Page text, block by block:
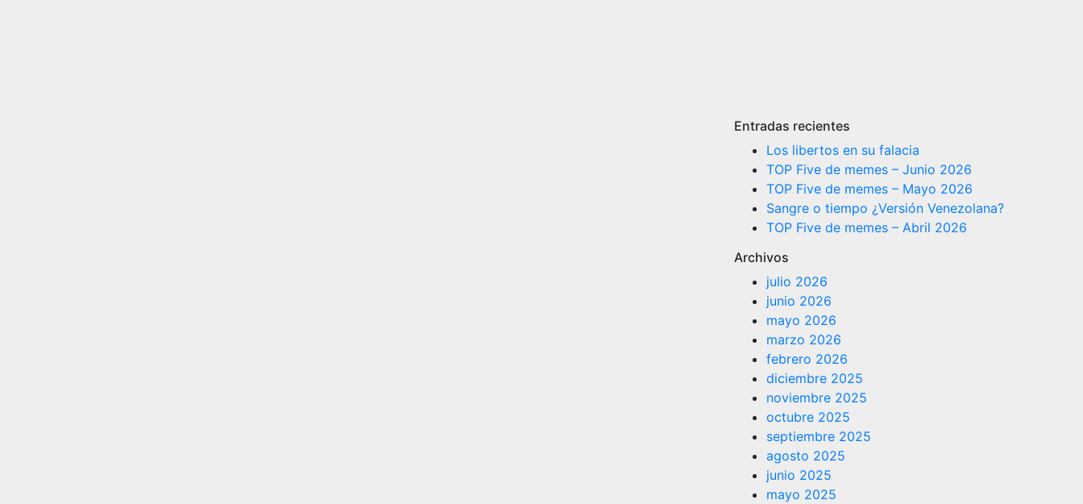
Entradas recientes
Los libertos en su falacia
TOP Five de memes – Junio 2026
TOP Five de memes – Mayo 2026
Sangre o tiempo ¿Versión Venezolana?
TOP Five de memes – Abril 2026
Archivos
julio 2026
junio 2026
mayo 2026
marzo 2026
febrero 2026
diciembre 2025
noviembre 2025
octubre 2025
septiembre 2025
agosto 2025
junio 2025
mayo 2025